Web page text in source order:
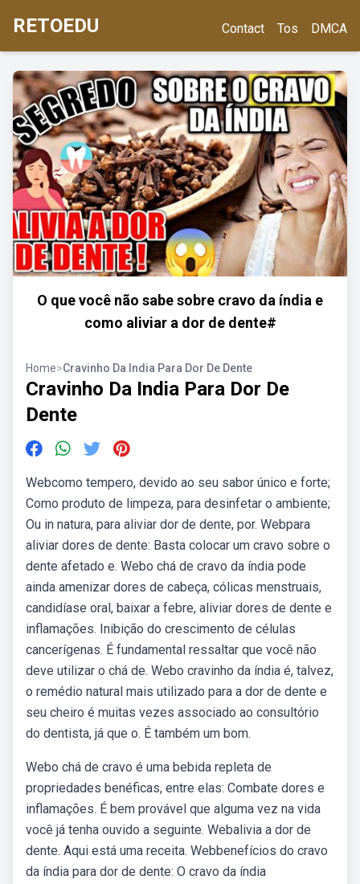
RETOEDU Contact Tos DMCA
O que você não sabe sobre cravo da índia e
como aliviar a dor de dente#
Home>Cravinho Da India Para Dor De Dente
Cravinho Da India Para Dor De
Dente
Webcomo tempero, devido ao seu sabor único e forte;
Como produto de limpeza, para desinfetar o ambiente;
Ou in natura, para aliviar dor de dente, por. Webpara
aliviar dores de dente: Basta colocar um cravo sobre o
dente afetado e. Webo chá de cravo da índia pode
ainda amenizar dores de cabeça, cólicas menstruais,
candidíase oral, baixar a febre, aliviar dores de dente e
inflamações. Inibição do crescimento de células
cancerígenas. É fundamental ressaltar que você não
deve utilizar o chá de. Webo cravinho da índia é, talvez,
o remédio natural mais utilizado para a dor de dente e
seu cheiro é muitas vezes associado ao consultório
do dentista, já que o. É também um bom.
Webo chá de cravo é uma bebida repleta de
propriedades benéficas, entre elas: Combate dores e
inflamações. É bem provável que alguma vez na vida
você já tenha ouvido a seguinte. Webalivia a dor de
dente. Aqui está uma receita. Webbenefícios do cravo
da índia para dor de dente: O cravo da índia